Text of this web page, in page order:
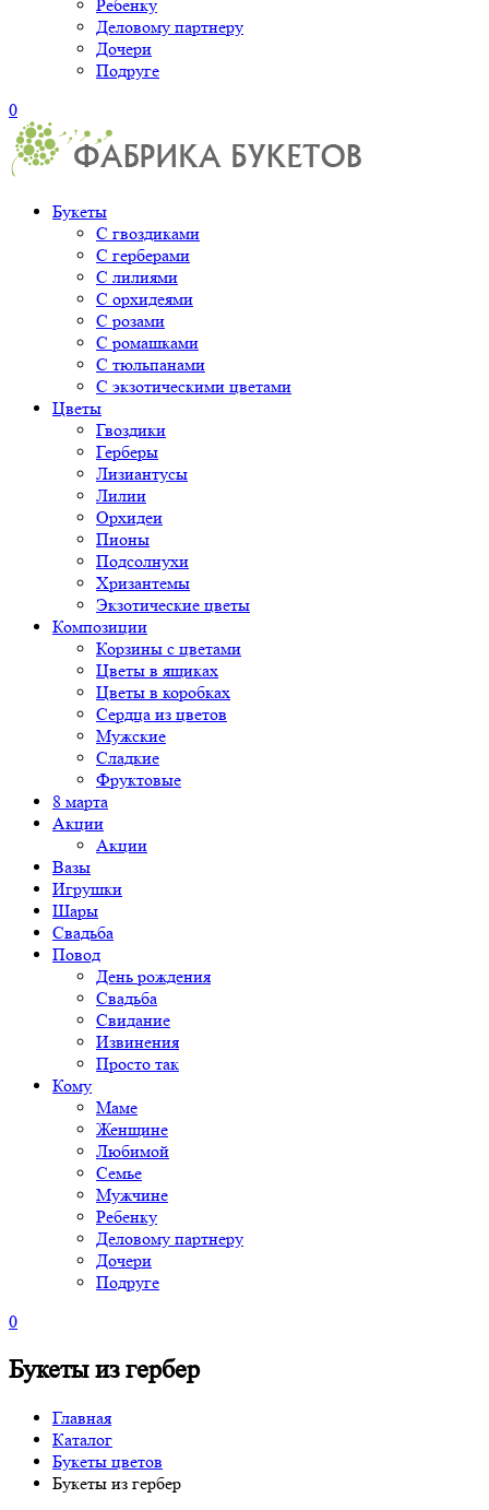
Ребенку
Деловому партнеру
Дочери
Подруге
0
Букеты
С гвоздиками
С герберами
С лилиями
С орхидеями
С розами
С ромашками
С тюльпанами
С экзотическими цветами
Цветы
Гвоздики
Герберы
Лизиантусы
Лилии
Орхидеи
Пионы
Подсолнухи
Хризантемы
Экзотические цветы
Композиции
Корзины с цветами
Цветы в ящиках
Цветы в коробках
Сердца из цветов
Мужские
Сладкие
Фруктовые
8 марта
Акции
Акции
Вазы
Игрушки
Шары
Свадьба
Повод
День рождения
Свадьба
Свидание
Извинения
Просто так
Кому
Маме
Женщине
Любимой
Семье
Мужчине
Ребенку
Деловому партнеру
Дочери
Подруге
0
Букеты из гербер
Главная
Каталог
Букеты цветов
Букеты из гербер